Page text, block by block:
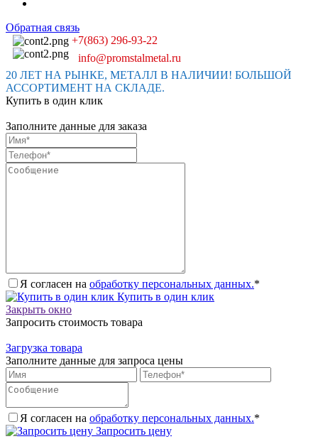
Обратная связь
+7(863) 296-93-22
info@promstalmetal.ru
20 ЛЕТ НА РЫНКЕ, МЕТАЛЛ В НАЛИЧИИ! БОЛЬШОЙ
АССОРТИМЕНТ НА СКЛАДЕ.
Купить в один клик
Заполните данные для заказа
Я согласен на обработку персональных данных.*
Купить в один клик
Закрыть окно
Запросить стоимость товара
Загрузка товара
Заполните данные для запроса цены
Я согласен на обработку персональных данных.*
Запросить цену